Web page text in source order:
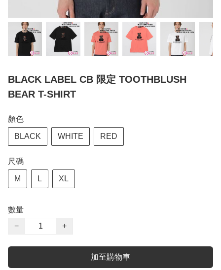
BLACK LABEL CB 限定 TOOTHBLUSH
BEAR T-SHIRT
顏色
BLACK WHITE RED
尺碼
M L XL
數量
−
+
加至購物車